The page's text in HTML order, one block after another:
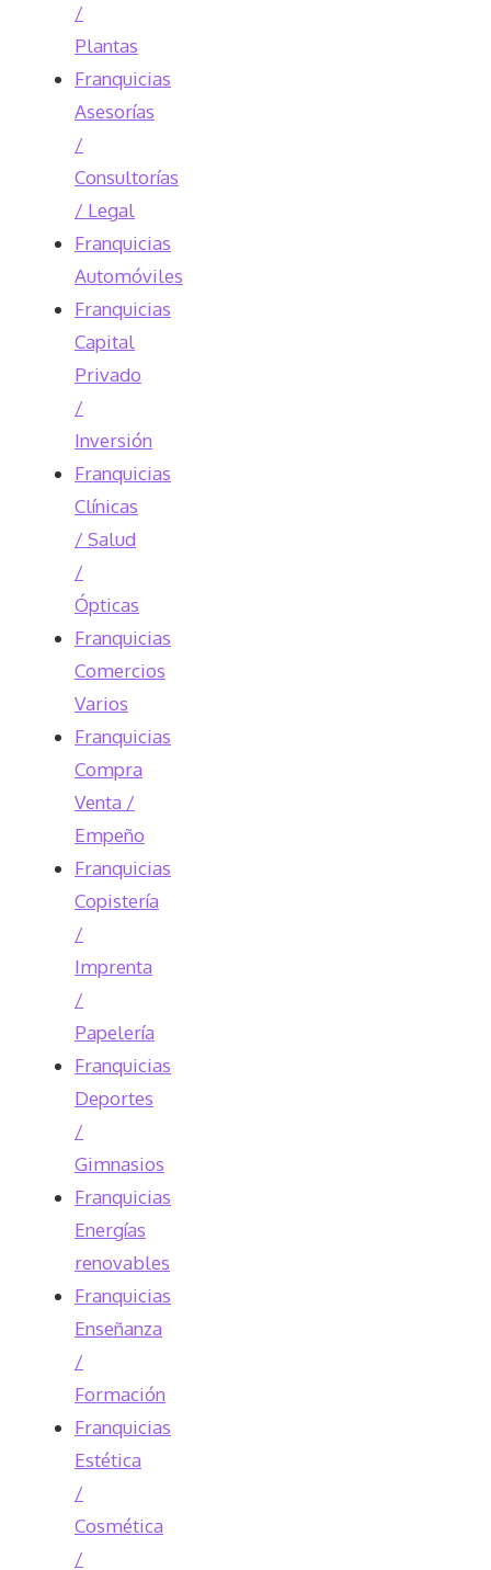
/
Plantas
Franquicias
Asesorías
/
Consultorías
/ Legal
Franquicias
Automóviles
Franquicias
Capital
Privado
/
Inversión
Franquicias
Clínicas
/ Salud
/
Ópticas
Franquicias
Comercios
Varios
Franquicias
Compra
Venta /
Empeño
Franquicias
Copistería
/
Imprenta
/
Papelería
Franquicias
Deportes
/
Gimnasios
Franquicias
Energías
renovables
Franquicias
Enseñanza
/
Formación
Franquicias
Estética
/
Cosmética
/